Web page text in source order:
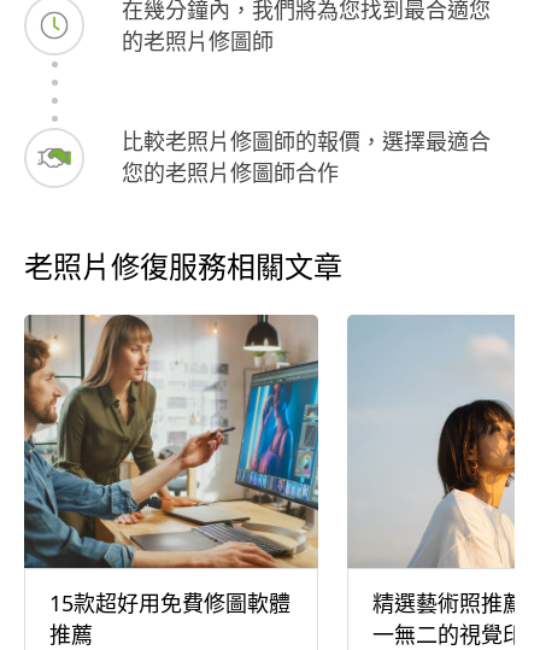
在幾分鐘內，我們將為您找到最合適您
的老照片修圖師
比較老照片修圖師的報價，選擇最適合
您的老照片修圖師合作
老照片修復服務相關文章
15款超好用免費修圖軟體
推薦
精選藝術照推薦
一無二的視覺印